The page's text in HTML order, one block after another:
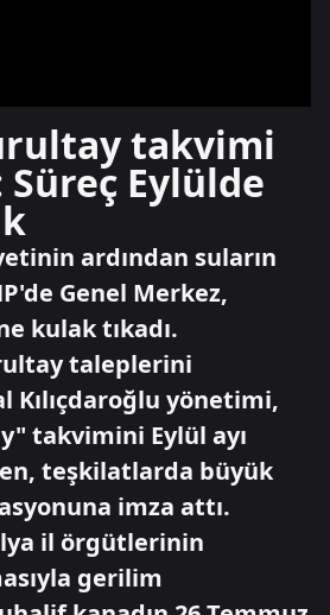
takvimi
Eylülde
ardından suların
Genel Merkez,
kulak tıkadı.
taleplerini
Kılıçdaroğlu yönetimi,
takvimini Eylül ayı
teşkilatlarda büyük
imza attı.
il örgütlerinin
gerilim